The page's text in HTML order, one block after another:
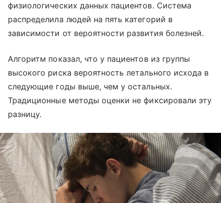
физиологических данных пациентов. Система
распределила людей на пять категорий в
зависимости от вероятности развития болезней.
Алгоритм показал, что у пациентов из группы
высокого риска вероятность летального исхода в
следующие годы выше, чем у остальных.
Традиционные методы оценки не фиксировали эту
разницу.